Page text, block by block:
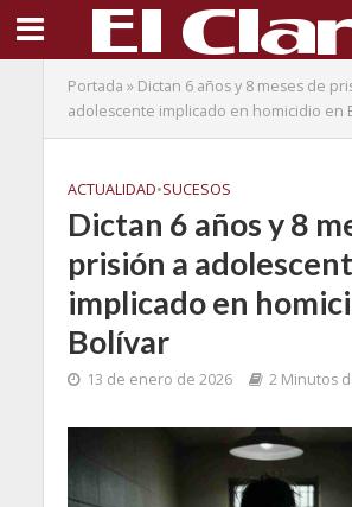
Portada » Dictan 6 años y 8 meses de
adolescente implicado en homicidio en
ACTUALIDAD•SUCESOS
Dictan 6 años y 8
prisión a
implicado en
Bolívar
13 de enero de 2026 2 Minutos